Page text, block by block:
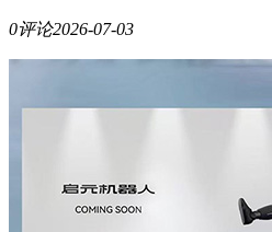
0评论2026-07-03